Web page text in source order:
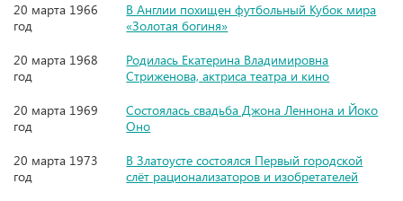
20 марта 1966
год
В Англии похищен футбольный Кубок мира
«Золотая богиня»
20 марта 1968
год
Родилась Екатерина Владимировна
Стриженова, актриса театра и кино
20 марта 1969
год
Состоялась свадьба Джона Леннона и Йоко
Оно
20 марта 1973
год
В Златоусте состоялся Первый городской
слёт рационализаторов и изобретателей